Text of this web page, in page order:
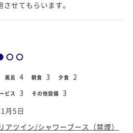
せてもらいます。
風呂 4 朝食 3 夕食 2
ビス 3 その他設備 3
月5日
アツイン/シャワーブース（禁煙）